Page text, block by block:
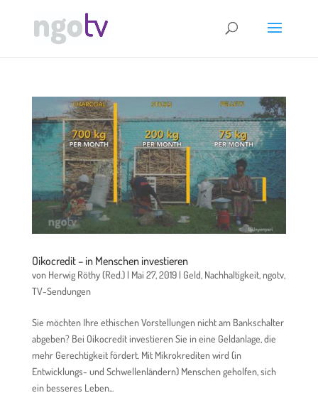
Oikocredit – in Menschen investieren
von Herwig Röthy (Red.)| Mai 27, 2019| Geld, Nachhaltigkeit,ngotv,
TV-Sendungen
Sie möchten Ihre ethischen Vorstellungen nicht am Bankschalter
abgeben? Bei Oikocredit investieren Sie in eine Geldanlage, die
mehr Gerechtigkeit fördert. Mit Mikrokrediten wird (in
Entwicklungs- und Schwellenländern) Menschen geholfen, sich
ein besseres Leben...